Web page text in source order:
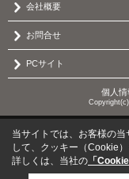
会社概要
お問合せ
PCサイト
個人情
当サイトでは、お客様の
して、クッキー（Cookie）
詳しくは、当社の 「